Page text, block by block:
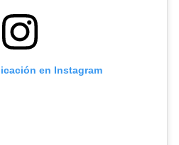
en Instagram